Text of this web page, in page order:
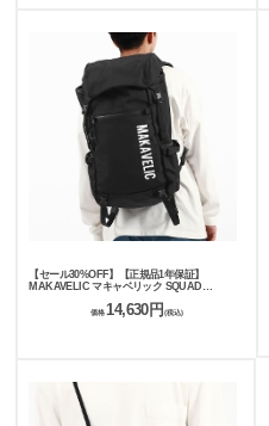
【セール30%OFF】【正規品1年保証】
MAKAVELIC マキャベリック SQUAD
価格 14,630円 (税込)